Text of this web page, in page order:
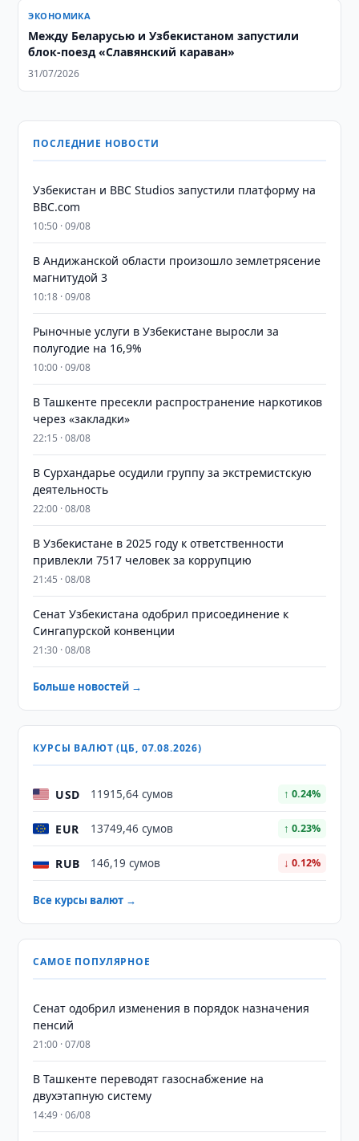
ЭКОНОМИКА
Между Беларусью и Узбекистаном запустили
блок-поезд «Славянский караван»
31/07/2026
ПОСЛЕДНИЕ НОВОСТИ
Узбекистан и BBC Studios запустили платформу на
BBC.com
10:50 · 09/08
В Андижанской области произошло землетрясение
магнитудой 3
10:18 · 09/08
Рыночные услуги в Узбекистане выросли за
полугодие на 16,9%
10:00 · 09/08
В Ташкенте пресекли распространение наркотиков
через «закладки»
22:15 · 08/08
В Сурхандарье осудили группу за экстремистскую
деятельность
22:00 · 08/08
В Узбекистане в 2025 году к ответственности
привлекли 7517 человек за коррупцию
21:45 · 08/08
Сенат Узбекистана одобрил присоединение к
Сингапурской конвенции
21:30 · 08/08
Больше новостей →
КУРСЫ ВАЛЮТ (ЦБ, 07.08.2026)
USD 11915,64 сумов ↑ 0.24%
EUR 13749,46 сумов ↑ 0.23%
RUB 146,19 сумов ↓ 0.12%
Все курсы валют →
САМОЕ ПОПУЛЯРНОЕ
Сенат одобрил изменения в порядок назначения
пенсий
21:00 · 07/08
В Ташкенте переводят газоснабжение на
двухэтапную систему
14:49 · 06/08